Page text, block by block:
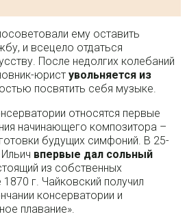
ему оставить
и всецело отдаться
После недолгих колебаний
юрист увольняется из
посвятить себя музыке.
относятся первые
начинающего композитора –
будущих симфоний. В 25-
впервые дал сольный
из собственных
г. Чайковский получил
консерватории и
плавание».